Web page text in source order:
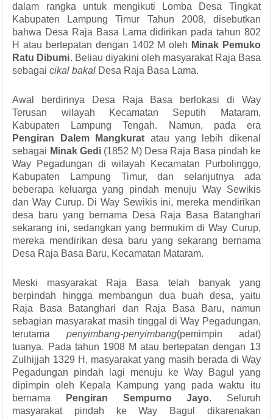
dalam rangka untuk mengikuti Lomba Desa Tingkat
Kabupaten Lampung Timur Tahun 2008, disebutkan
bahwa Desa Raja Basa Lama didirikan pada tahun 802
H atau bertepatan dengan 1402 M oleh Minak Pemuko
Ratu Dibumi. Beliau diyakini oleh masyarakat Raja Basa
sebagaicikal bakal Desa Raja Basa Lama.
Awal berdirinya Desa Raja Basa berlokasi di Way
Terusan wilayah Kecamatan Seputih Mataram,
Kabupaten Lampung Tengah. Namun, pada era
Pengiran Dalem Mangkurat atau yang lebih dikenal
sebagai Minak Gedi(1852 M) Desa Raja Basa pindah ke
Way Pegadungan di wilayah Kecamatan Purbolinggo,
Kabupaten Lampung Timur, dan selanjutnya ada
beberapa keluarga yang pindah menuju Way Sewikis
dan Way Curup. Di Way Sewikis ini, mereka mendirikan
desa baru yang bernama Desa Raja Basa Batanghari
sekarang ini, sedangkan yang bermukim di Way Curup,
mereka mendirikan desa baru yang sekarang bernama
Desa Raja Basa Baru, Kecamatan Mataram.
Meski masyarakat Raja Basa telah banyak yang
berpindah hingga membangun dua buah desa, yaitu
Raja Basa Batanghari dan Raja Basa Baru, namun
sebagian masyarakat masih tinggal di Way Pegadungan,
terutama penyimbang-penyimbang(pemimpin adat)
tuanya. Pada tahun 1908 M atau bertepatan dengan 13
Zulhijjah 1329 H, masyarakat yang masih berada di Way
Pegadungan pindah lagi menuju ke Way Bagul yang
dipimpin oleh Kepala Kampung yang pada waktu itu
bernama
Pengiran Sempurno Jayo. Seluruh
masyarakat pindah ke Way Bagul dikarenakan